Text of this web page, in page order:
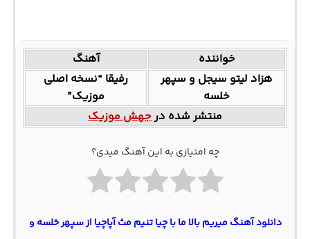
خواننده
آهنگ
هزاد لیتو سیجل و سپهر
خلسه
رفیقا “نسخه اصلی
موزیک”
منتشر شده درجهش موزیک
چه امتیازی به این آهنگ میدی؟
دانلود آهنگ میریم بالا ما با چیا تنیم مث آپاچیا از سپهر خلسه و